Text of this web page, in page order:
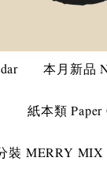
本月新品
紙本類 Paper
裝 MERRY MIX